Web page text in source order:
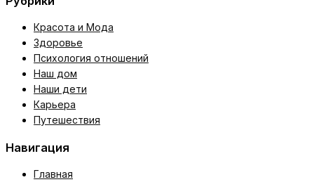
Красота и Мода
Здоровье
Психология отношений
Наш дом
Наши дети
Карьера
Путешествия
Навигация
Главная